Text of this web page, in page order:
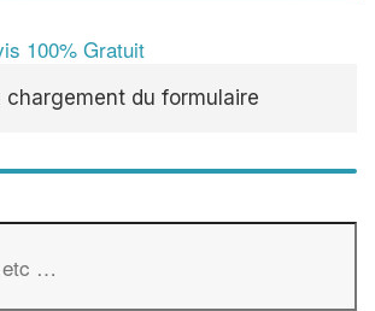
100% Gratuit
chargement du formulaire